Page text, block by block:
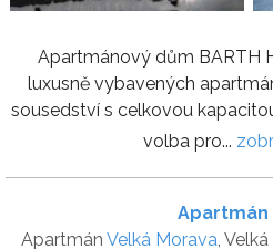
Apartmánový dům BARTH
luxusně vybavených
sousedství s celkovou
volba pro...
Apartmán
Apartmán Velká Morava,